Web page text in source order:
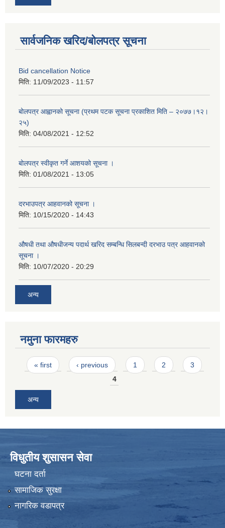
सार्वजनिक खरिद/बोलपत्र सूचना
Bid cancellation Notice
मिति: 11/09/2023 - 11:57
बोलपत्र आह्वानको सूचना (प्रथम पटक सूचना प्रकाशित मिति – २०७७।१२।
२५)
मिति: 04/08/2021 - 12:52
बोलपत्र स्वीकृत गर्ने आशयको सूचना ।
मिति: 01/08/2021 - 13:05
दरभाउपत्र आहवानको सूचना ।
मिति: 10/15/2020 - 14:43
औषधी तथा औषधीजन्य पदार्थ खरिद सम्बन्धि सिलबन्दी दरभाउ पत्र आहवानको
सूचना ।
मिति: 10/07/2020 - 20:29
अन्य
नमुना फारमहरु
Pages
« first ‹ previous 1 2
3
4
अन्य
विधुतीय शुसासन सेवा
घटना दर्ता
सामाजिक सुरक्षा
नागरिक वडापत्र